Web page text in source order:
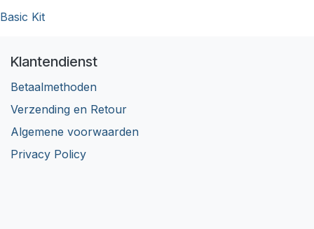
Basic Kit
Klantendienst
Betaalmethoden
Verzending en Retour
Algemene voorwaarden
Privacy Policy